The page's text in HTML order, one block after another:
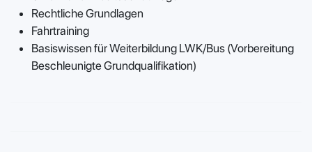
Rechtliche Grundlagen
Fahrtraining
Basiswissen für Weiterbildung LWK/Bus (Vorbereitung
Beschleunigte Grundqualifikation)